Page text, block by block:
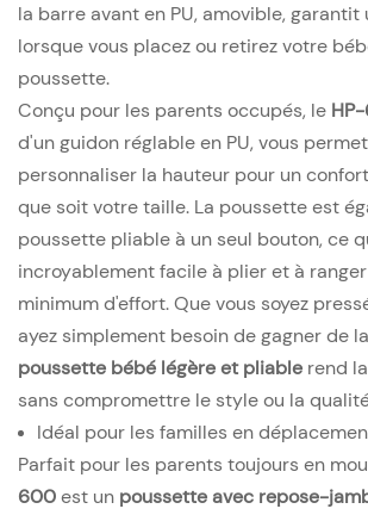
la barre avant en PU, amovible,
lorsque vous placez ou retirez votre
poussette.
Conçu pour les parents occupés, le
d'un guidon réglable en PU, vous
personnaliser la hauteur pour un
que soit votre taille. La poussette est
poussette pliable à un seul bouton, ce
incroyablement facile à plier et à
minimum d'effort. Que vous soyez
ayez simplement besoin de gagner de
poussette bébé légère et pliable rend
sans compromettre le style ou la
Idéal pour les familles en
Parfait pour les parents toujours en
600est un poussette avec repose-